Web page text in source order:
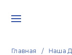
Главная Наша